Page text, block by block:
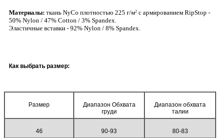
Материалы: ткань NyCo плотностью 225 г/м2 с армированием RipStop -
50% Nylon / 47% Cotton / 3% Spandex.
Эластичные вставки - 92% Nylon / 8% Spandex.
Как выбрать размер:
Размер
Диапазон Обхвата
груди
Диапазон обхвата
талии
46 90-93 80-83